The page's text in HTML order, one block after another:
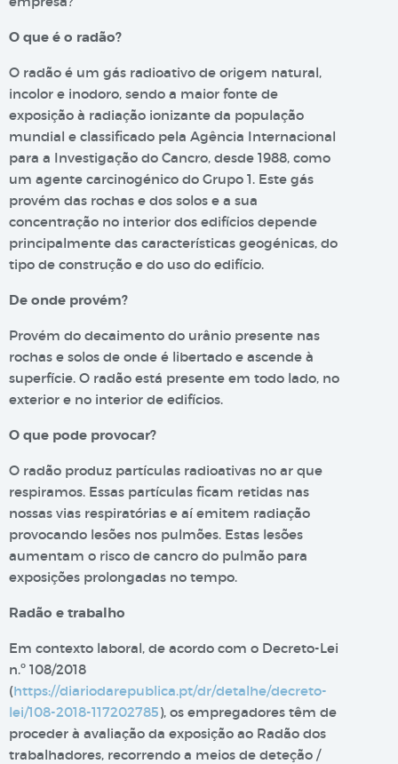
O que é o radão?
O radão é um gás radioativo de origem natural,
incolor e inodoro, sendo a maior fonte de
exposição à radiação ionizante da população
mundial e classificado pela Agência Internacional
para a Investigação do Cancro, desde 1988, como
um agente carcinogénico do Grupo 1. Este gás
provém das rochas e dos solos e a sua
concentração no interior dos edifícios depende
principalmente das características geogénicas, do
tipo de construção e do uso do edifício.
De onde provém?
Provém do decaimento do urânio presente nas
rochas e solos de onde é libertado e ascende à
superfície. O radão está presente em todo lado, no
exterior e no interior de edifícios.
O que pode provocar?
O radão produz partículas radioativas no ar que
respiramos. Essas partículas ficam retidas nas
nossas vias respiratórias e aí emitem radiação
provocando lesões nos pulmões. Estas lesões
aumentam o risco de cancro do pulmão para
exposições prolongadas no tempo.
Radão e trabalho
Em contexto laboral, de acordo com o Decreto-Lei
n.º 108/2018
(https://diariodarepublica.pt/dr/detalhe/decreto-
lei/108-2018-117202785), os empregadores têm de
proceder à avaliação da exposição ao Radão dos
trabalhadores, recorrendo a meios de deteção /